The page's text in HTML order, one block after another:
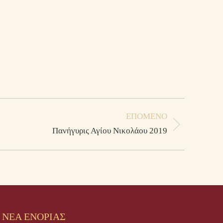
ΕΠΌΜΕΝΟ
Πανήγυρις Αγίου Νικολάου 2019
ΝΕΑ ΕΝΟΡΙΑΣ